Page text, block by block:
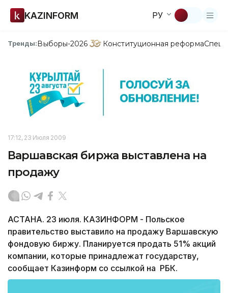
KAZINFORM РУ
Тренды:Выборы-2026 Конституционная реформа
17:12, 23 Июля 2009
Варшавская биржа выставлена на
продажу
АСТАНА. 23 июля. КАЗИНФОРМ - Польское
правительство выставило на продажу Варшавскую
фондовую биржу. Планируется продать 51% акций
компании, которые принадлежат государству,
сообщает Казинформ со ссылкой на РБК.